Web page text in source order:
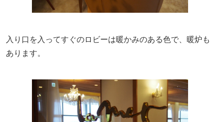
入り口を入ってすぐのロビーは暖かみのある色で、暖炉も
あります。